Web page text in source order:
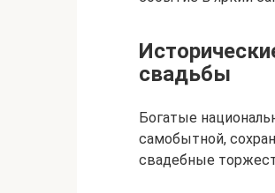
свадьбы
Богатые
самобытной,
свадебные